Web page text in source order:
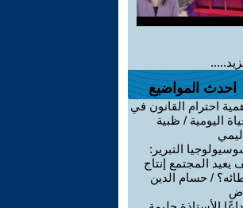
احدث المواضيع
احترام القانون في
اليومية / ظبية
التبرير:
يعيد المجتمع إنتاج
/ حسام الدين